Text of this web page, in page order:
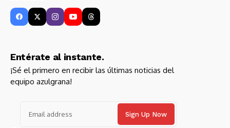
Entérate al instante.
¡Sé el primero en recibir las últimas noticias del
equipo azulgrana!